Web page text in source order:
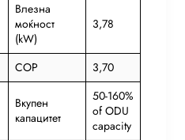
Влезна
моќност
(kW)
3,78
COP 3,70
Вкупен
капацитет
50-160%
of ODU
capacity